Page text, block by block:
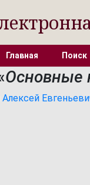
Главная Поиск
Основные